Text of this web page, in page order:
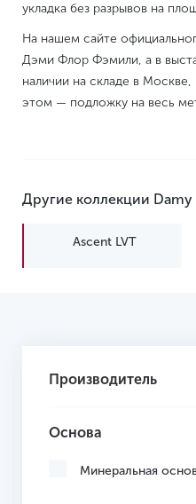
укладка без разрывов на
На нашем сайте
Дэми Флор Фэмили, а в
наличии на складе в
этом — подложку на весь
Другие коллекции Damy
Ascent LVT
Производитель
Основа
Минеральная